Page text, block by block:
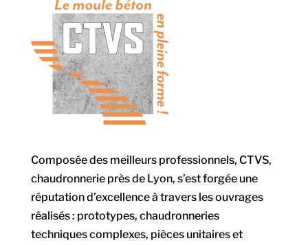
Composée des meilleurs professionnels, CTVS,
chaudronnerie près de Lyon, s’est forgée une
réputation d’excellence à travers les ouvrages
réalisés : prototypes, chaudronneries
techniques complexes, pièces unitaires et